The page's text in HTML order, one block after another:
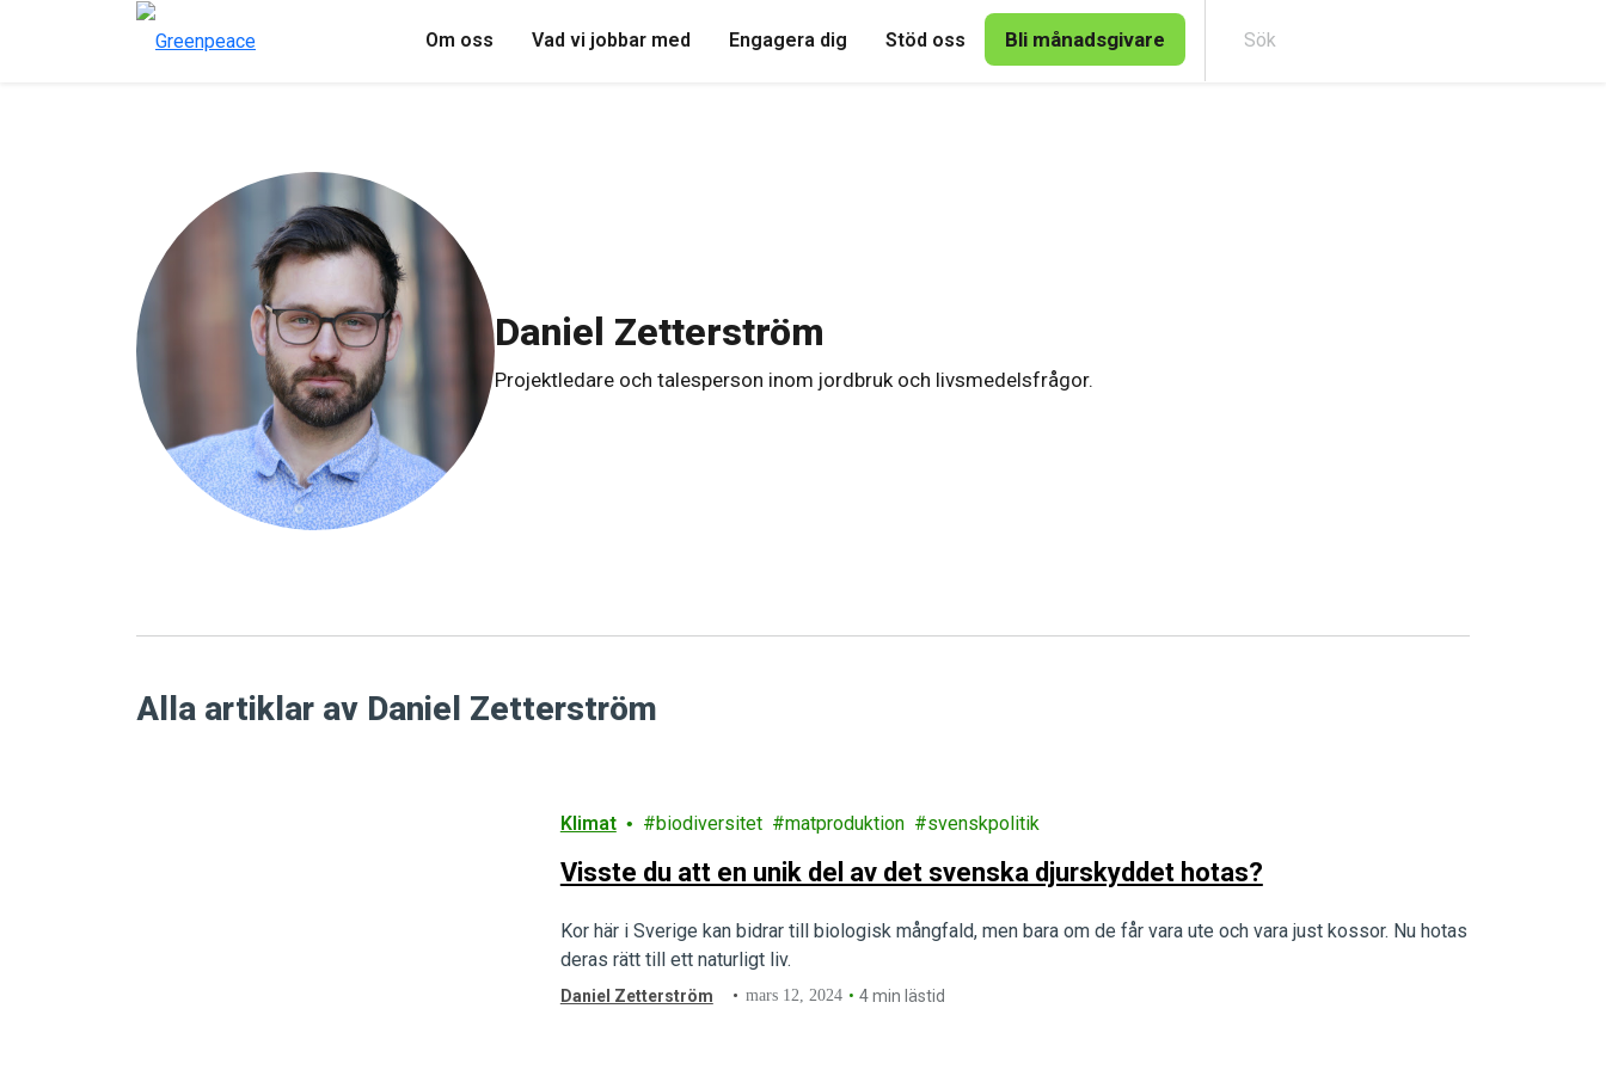
Om oss Vad vi jobbar med Engagera dig Stöd oss Bli månadsgivare
Daniel Zetterström
Projektledare och talesperson inom jordbruk och livsmedelsfrågor.
Alla artiklar av Daniel Zetterström
Klimat biodiversitet matproduktion svenskpolitik
Visste du att en unik del av det svenska djurskyddet hotas?
Kor här i Sverige kan bidrar till biologisk mångfald, men bara om de får vara ute och vara just kossor. Nu hotas
deras rätt till ett naturligt liv.
Daniel Zetterström mars 12, 2024 4 min lästid